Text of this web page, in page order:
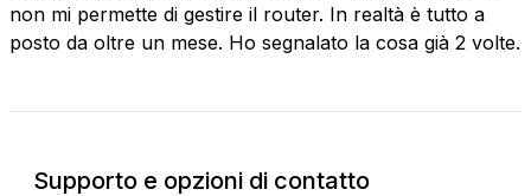
non mi permette di gestire il router. In realtà è tutto a
posto da oltre un mese. Ho segnalato la cosa già 2 volte.
Supporto e opzioni di contatto